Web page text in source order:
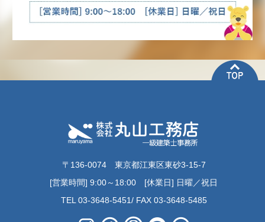
〒136-0074 東京都江東区東砂3-15-7
[営業時間] 9:00～18:00 [休業日] 日曜／祝日
TEL 03-3648-5451/ FAX 03-3648-5485